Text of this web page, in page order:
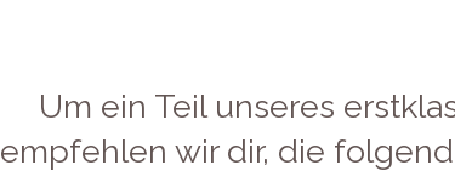
Um ein Teil unseres
empfehlen wir dir, die